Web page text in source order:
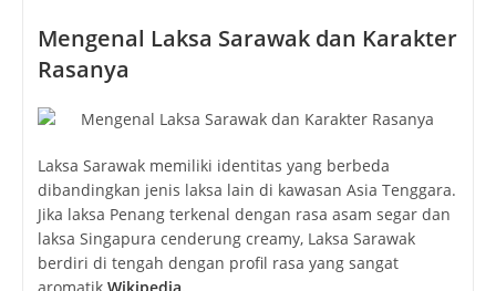
Mengenal Laksa Sarawak dan Karakter
Rasanya
Laksa Sarawak memiliki identitas yang berbeda
dibandingkan jenis laksa lain di kawasan Asia Tenggara.
Jika laksa Penang terkenal dengan rasa asam segar dan
laksa Singapura cenderung creamy, Laksa Sarawak
berdiri di tengah dengan profil rasa yang sangat